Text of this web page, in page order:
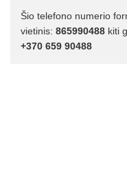
Šio telefono numerio
vietinis: 865990488 kiti
+370 659 90488